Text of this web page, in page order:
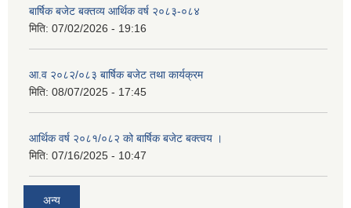
बार्षिक बजेट बक्तव्य आर्थिक वर्ष २०८३-०८४
मिति: 07/02/2026 - 19:16
आ.व २०८२/०८३ बार्षिक बजेट तथा कार्यक्रम
मिति: 08/07/2025 - 17:45
आर्थिक वर्ष २०८१/०८२ को बार्षिक बजेट बक्त्वय ।
मिति: 07/16/2025 - 10:47
अन्य